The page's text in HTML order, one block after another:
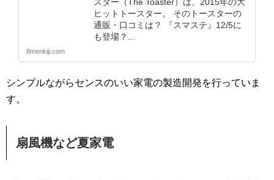
ヒットトースター。 そのトースターの
通販・口コミは？ 『スマステ』12/5に
も登場？...
8menkiji.com
シンプルながらセンスのいい家電の製造開発を行っていま
す。
扇風機など夏家電